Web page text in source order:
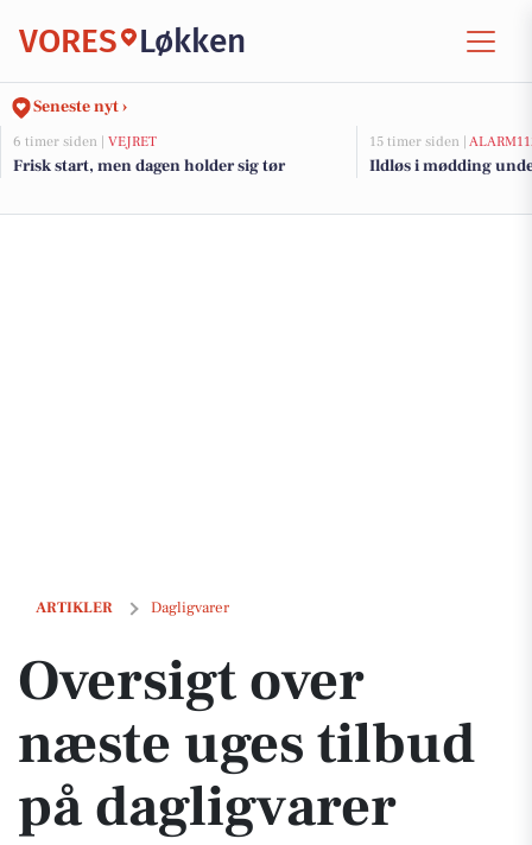
VORES Løkken
Seneste nyt ›
6 timer siden | VEJRET
Frisk start, men dagen holder sig tør
15 timer siden |
Ildløs i mødding
ARTIKLER Dagligvarer
Oversigt over næste uges tilbud på dagligvarer
Oversigt over
næste uges tilbud
på dagligvarer